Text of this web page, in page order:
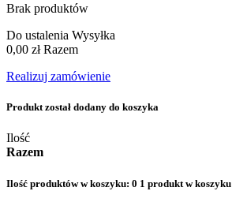
Brak produktów
Do ustalenia Wysyłka
0,00 zł Razem
Realizuj zamówienie
Produkt został dodany do koszyka
Ilość
Razem
Ilość produktów w koszyku: 0 1 produkt w koszyku